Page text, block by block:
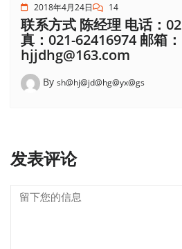
2018年4月24日 14
联系方式 陈经理 电话：
真：021-62416974 邮箱：
hjjdhg@163.com
By sh@hj@jd@hg@yx@gs
发表评论